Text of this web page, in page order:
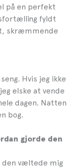
på en perfekt
fyldt
skræmmende
Hvis jeg ikke
elske at vende
dagen. Natten
bog.
gjorde den
den væltede mig